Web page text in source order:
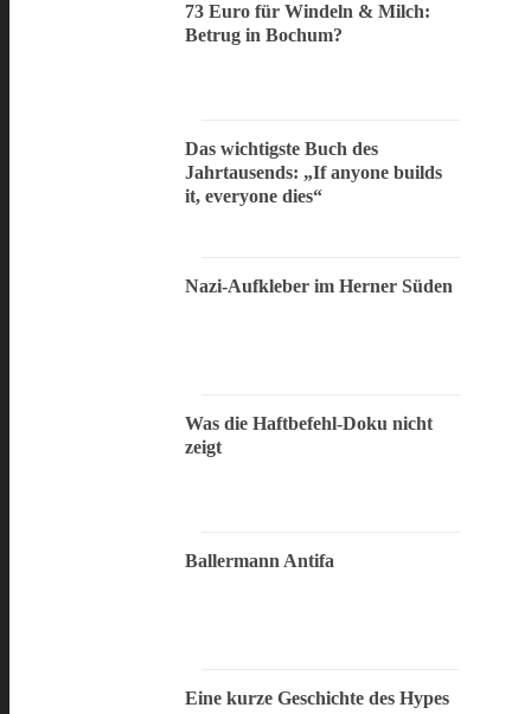
73 Euro für Windeln & Milch:
Betrug in Bochum?
Das wichtigste Buch des
Jahrtausends: „If anyone builds
it, everyone dies“
Nazi-Aufkleber im Herner Süden
Was die Haftbefehl-Doku nicht
zeigt
Ballermann Antifa
Eine kurze Geschichte des Hypes